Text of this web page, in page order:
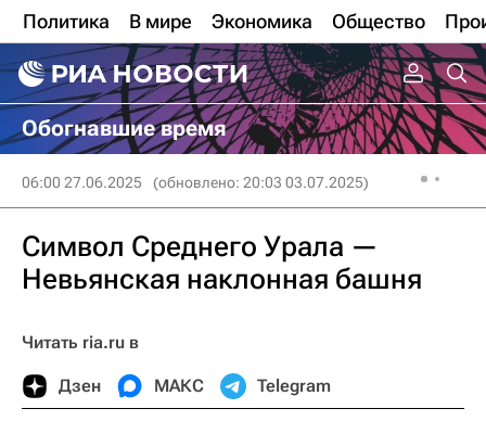
Политика В мире Экономика Общество
Обогнавшие время
06:00 27.06.2025 (обновлено: 20:03 03.07.2025)
Символ Среднего Урала —
Невьянская наклонная башня
Читать ria.ru в
Дзен МАКС Telegram